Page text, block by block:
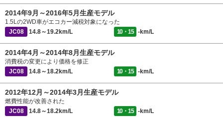
2014年9月～2016年5月生産モデル
1.5Lの2WD車がエコカー減税対象になった
JC08
14.8～19.2km/L 10・15 -km/L
2014年4月～2014年8月生産モデル
消費税の変更により価格を修正
JC08
14.8～18.2km/L 10・15 -km/L
2012年12月～2014年3月生産モデル
燃費性能が改善された
JC08
14.8～18.2km/L 10・15 -km/L